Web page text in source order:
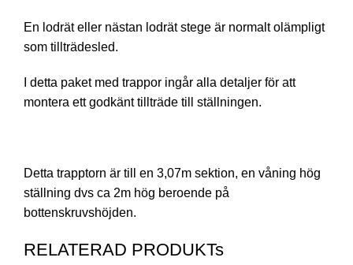
En lodrät eller nästan lodrät stege är normalt olämpligt
som tillträdesled.
I detta paket med trappor ingår alla detaljer för att
montera ett godkänt tillträde till ställningen.
Detta trapptorn är till en 3,07m sektion, en våning hög
ställning dvs ca 2m hög beroende på
bottenskruvshöjden.
RELATERAD PRODUKTs